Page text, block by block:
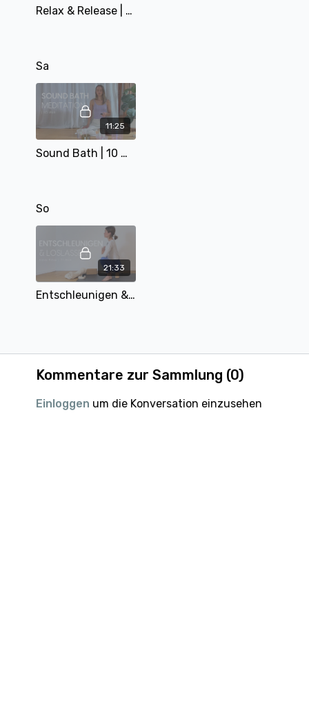
Relax & Release | 33 min | mit Alina
Sa
11:25
Sound Bath | 10 min | mit Matthäa
So
21:33
Entschleunigen & Lolassen | 20 min | mit Eva
Kommentare zur Sammlung (0)
Einloggen um die Konversation einzusehen